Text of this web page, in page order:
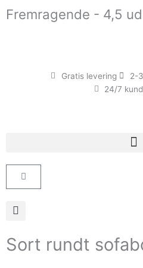
Fremragende - 4,5
Gratis levering
2-
24/7
Kurv
Sort rundt